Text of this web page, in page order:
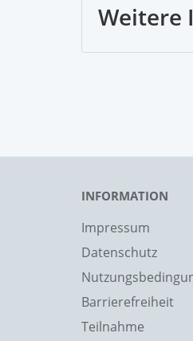
Weitere
INFORMATION
Impressum
Datenschutz
Barrierefreiheit
Teilnahme